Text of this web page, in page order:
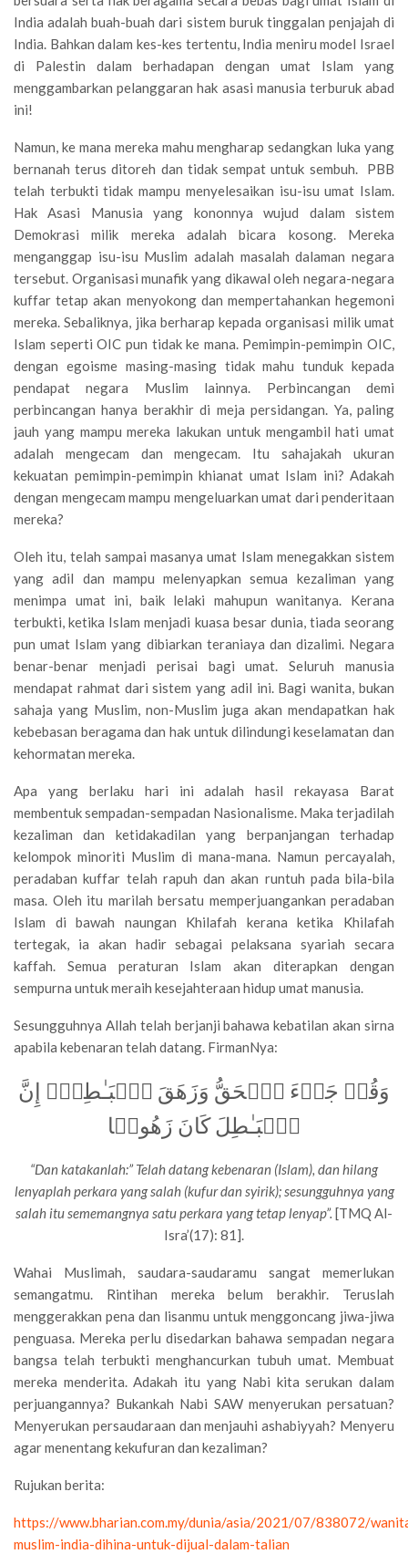
India adalah buah-buah dari sistem buruk tinggalan penjajah di
India. Bahkan dalam kes-kes tertentu, India meniru model Israel
di Palestin dalam berhadapan dengan umat Islam yang
menggambarkan pelanggaran hak asasi manusia terburuk abad
ini!
Namun, ke mana mereka mahu mengharap sedangkan luka yang
bernanah terus ditoreh dan tidak sempat untuk sembuh. PBB
telah terbukti tidak mampu menyelesaikan isu-isu umat Islam.
Hak Asasi Manusia yang kononnya wujud dalam sistem
Demokrasi milik mereka adalah bicara kosong. Mereka
menganggap isu-isu Muslim adalah masalah dalaman negara
tersebut. Organisasi munafik yang dikawal oleh negara-negara
kuffar tetap akan menyokong dan mempertahankan hegemoni
mereka. Sebaliknya, jika berharap kepada organisasi milik umat
Islam seperti OIC pun tidak ke mana. Pemimpin-pemimpin OIC,
dengan egoisme masing-masing tidak mahu tunduk kepada
pendapat negara Muslim lainnya. Perbincangan demi
perbincangan hanya berakhir di meja persidangan. Ya, paling
jauh yang mampu mereka lakukan untuk mengambil hati umat
adalah mengecam dan mengecam. Itu sahajakah ukuran
kekuatan pemimpin-pemimpin khianat umat Islam ini? Adakah
dengan mengecam mampu mengeluarkan umat dari penderitaan
mereka?
Oleh itu, telah sampai masanya umat Islam menegakkan sistem
yang adil dan mampu melenyapkan semua kezaliman yang
menimpa umat ini, baik lelaki mahupun wanitanya. Kerana
terbukti, ketika Islam menjadi kuasa besar dunia, tiada seorang
pun umat Islam yang dibiarkan teraniaya dan dizalimi. Negara
benar-benar menjadi perisai bagi umat. Seluruh manusia
mendapat rahmat dari sistem yang adil ini. Bagi wanita, bukan
sahaja yang Muslim, non-Muslim juga akan mendapatkan hak
kebebasan beragama dan hak untuk dilindungi keselamatan dan
kehormatan mereka.
Apa yang berlaku hari ini adalah hasil rekayasa Barat
membentuk sempadan-sempadan Nasionalisme. Maka terjadilah
kezaliman dan ketidakadilan yang berpanjangan terhadap
kelompok minoriti Muslim di mana-mana. Namun percayalah,
peradaban kuffar telah rapuh dan akan runtuh pada bila-bila
masa. Oleh itu marilah bersatu memperjuangankan peradaban
Islam di bawah naungan Khilafah kerana ketika Khilafah
tertegak, ia akan hadir sebagai pelaksana syariah secara
kaffah. Semua peraturan Islam akan diterapkan dengan
sempurna untuk meraih kesejahteraan hidup umat manusia.
Sesungguhnya Allah telah berjanji bahawa kebatilan akan sirna
apabila kebenaran telah datang. FirmanNya:
وَقُلۡ جَاۤءَ ٱلۡحَقُّ وَزَهَقَ ٱلۡبَـٰطِلُۚ إِنَّ
ٱلۡبَـٰطِلَ كَانَ زَهُوقࣰا
“Dan katakanlah:” Telah datang kebenaran (Islam), dan hilang
lenyaplah perkara yang salah (kufur dan syirik); sesungguhnya yang
salah itu sememangnya satu perkara yang tetap lenyap”. [TMQ Al-
Isra’(17): 81].
Wahai Muslimah, saudara-saudaramu sangat memerlukan
semangatmu. Rintihan mereka belum berakhir. Teruslah
menggerakkan pena dan lisanmu untuk menggoncang jiwa-jiwa
penguasa. Mereka perlu disedarkan bahawa sempadan negara
bangsa telah terbukti menghancurkan tubuh umat. Membuat
mereka menderita. Adakah itu yang Nabi kita serukan dalam
perjuangannya? Bukankah Nabi SAW menyerukan persatuan?
Menyerukan persaudaraan dan menjauhi ashabiyyah? Menyeru
agar menentang kekufuran dan kezaliman?
Rujukan berita:
https://www.bharian.com.my/dunia/asia/2021/07/838072/
muslim-india-dihina-untuk-dijual-dalam-talian